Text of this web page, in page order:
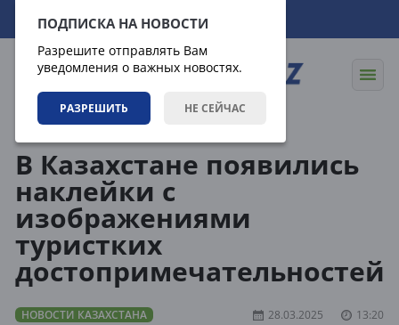
ПОДПИСКА НА НОВОСТИ
Разрешите отправлять Вам
уведомления о важных новостях.
РАЗРЕШИТЬ НЕ СЕЙЧАС
07.08.2026 03:07:07
В Казахстане появились
наклейки с
изображениями
туристких
достопримечательностей
НОВОСТИ КАЗАХСТАНА 28.03.2025 13:20